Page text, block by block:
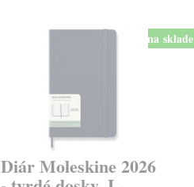
na sklade
Diár Moleskine 2026